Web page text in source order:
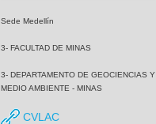
Sede Medellín
3- FACULTAD DE MINAS
3- DEPARTAMENTO DE GEOCIENCIAS Y
MEDIO AMBIENTE - MINAS
CVLAC